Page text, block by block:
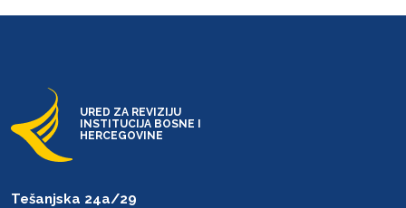
URED ZA REVIZIJU
INSTITUCIJA BOSNE I
HERCEGOVINE
Tešanjska 24a/29